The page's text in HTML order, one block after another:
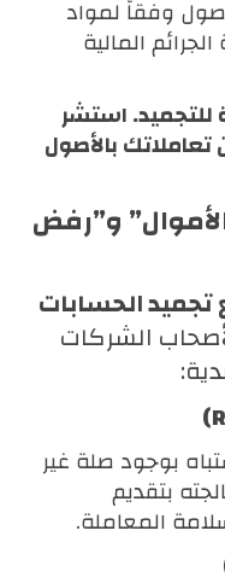
وفقاً لمواد
الجرائم المالية
استشر
بالأصول
الأموال” و”رفض
تجميد الحسابات
الشركات
بوجود صلة غير
بتقديم
المعاملة.